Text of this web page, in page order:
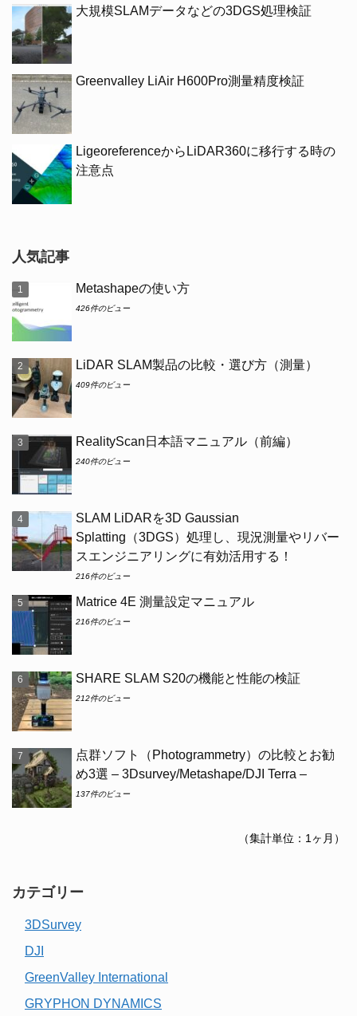
大規模SLAMデータなどの3DGS処理検証
Greenvalley LiAir H600Pro測量精度検証
LigeoreferenceからLiDAR360に移行する時の
注意点
人気記事
Metashapeの使い方
426件のビュー
LiDAR SLAM製品の比較・選び方（測量）
409件のビュー
RealityScan日本語マニュアル（前編）
240件のビュー
SLAM LiDARを3D Gaussian
Splatting（3DGS）処理し、現況測量やリバー
スエンジニアリングに有効活用する！
216件のビュー
Matrice 4E 測量設定マニュアル
216件のビュー
SHARE SLAM S20の機能と性能の検証
212件のビュー
点群ソフト（Photogrammetry）の比較とお勧
め3選 – 3Dsurvey/Metashape/DJI Terra –
137件のビュー
（集計単位：1ヶ月）
カテゴリー
3DSurvey
DJI
GreenValley International
GRYPHON DYNAMICS